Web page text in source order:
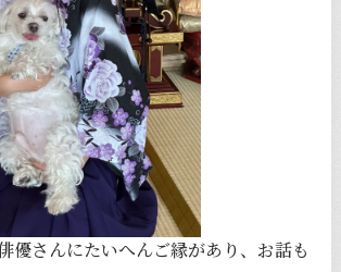
優さんにたいへんご縁があり、お話も